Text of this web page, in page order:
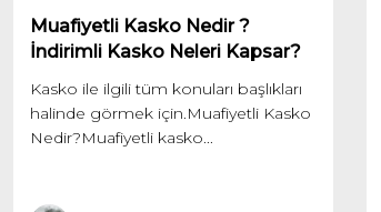
Muafiyetli Kasko Nedir ?
İndirimli Kasko Neleri Kapsar?
Kasko ile ilgili tüm konuları başlıkları
halinde görmek için.Muafiyetli Kasko
Nedir?Muafiyetli kasko...